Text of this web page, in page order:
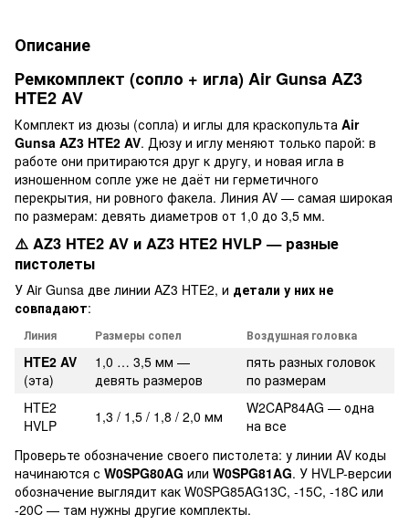
Описание
Ремкомплект (сопло + игла) Air Gunsa AZ3
HTE2 AV
Комплект из дюзы (сопла) и иглы для краскопульта Air
Gunsa AZ3 HTE2 AV. Дюзу и иглу меняют только парой: в
работе они притираются друг к другу, и новая игла в
изношенном сопле уже не даёт ни герметичного
перекрытия, ни ровного факела. Линия AV — самая широкая
по размерам: девять диаметров от 1,0 до 3,5 мм.
⚠️ AZ3 HTE2 AV и AZ3 HTE2 HVLP — разные
пистолеты
У Air Gunsa две линии AZ3 HTE2, и детали у них не
совпадают:
Линия Размеры сопел Воздушная головка
HTE2 AV
(эта)
1,0 … 3,5 мм —
девять размеров
пять разных головок
по размерам
HTE2
HVLP
1,3 / 1,5 / 1,8 / 2,0 мм
W2CAP84AG — одна
на все
Проверьте обозначение своего пистолета: у линии AV коды
начинаются с W0SPG80AG или W0SPG81AG. У HVLP-версии
обозначение выглядит как W0SPG85AG13C, -15C, -18C или
-20C — там нужны другие комплекты.